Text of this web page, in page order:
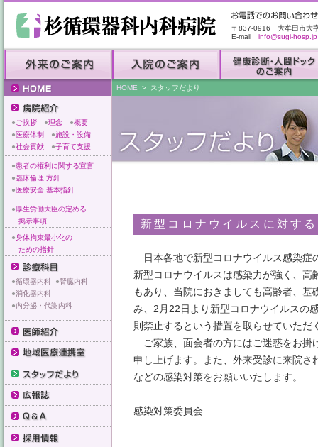
〒837-0916 大牟田市大
E-mail info@sugi-hosp.jp
HOME > スタッフだより
● ご挨拶 ●理念 ●概要
●医療体制 ●施設・設備
●社会貢献 ●子育て支援
●患者の権利に関する宣言
●臨床倫理 方針
●医療安全 基本指針
●厚生労働大臣の定める
掲示事項
●身体拘束最小化の
ための指針
●循環器内科 ●腎臓内科
●消化器内科
●内分泌・代謝内科
新型コロナウイルスに対す
日本各地で新型コロナウイルス感染症
新型コロナウイルスは感染力が強く、
もあり、当院におきましても高齢者、
み、2月22日より新型コロナウイルスの
則禁止するという措置を取らせていただ
ご家族、面会者の方にはご迷惑をお掛
申し上げます。また、外来受診に来院
などの感染対策をお願いいたします。
感染対策委員会